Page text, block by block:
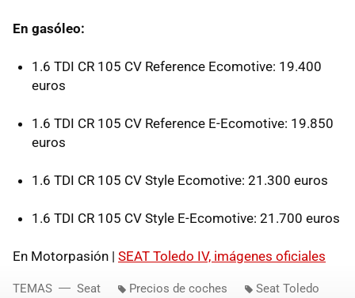
En gasóleo:
1.6 TDI CR 105 CV Reference Ecomotive: 19.400
euros
1.6 TDI CR 105 CV Reference E-Ecomotive: 19.850
euros
1.6 TDI CR 105 CV Style Ecomotive: 21.300 euros
1.6 TDI CR 105 CV Style E-Ecomotive: 21.700 euros
En Motorpasión | SEAT Toledo IV, imágenes oficiales
TEMAS Seat Precios de coches Seat Toledo